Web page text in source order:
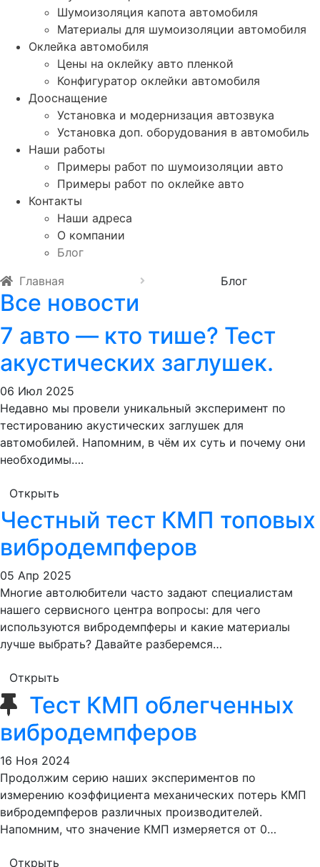
Шумоизоляция капота автомобиля
Материалы для шумоизоляции автомобиля
Оклейка автомобиля
Цены на оклейку авто пленкой
Конфигуратор оклейки автомобиля
Дооснащение
Установка и модернизация автозвука
Установка доп. оборудования в автомобиль
Наши работы
Примеры работ по шумоизоляции авто
Примеры работ по оклейке авто
Контакты
Наши адреса
О компании
Блог
Главная
Блог
Все новости
7 авто — кто тише? Тест
акустических заглушек.
06 Июл 2025
Недавно мы провели уникальный эксперимент по
тестированию акустических заглушек для
автомобилей. Напомним, в чём их суть и почему они
необходимы….
Открыть
Честный тест КМП топовых
вибродемпферов
05 Апр 2025
Многие автолюбители часто задают специалистам
нашего сервисного центра вопросы: для чего
используются вибродемпферы и какие материалы
лучше выбрать? Давайте разберемся…
Открыть
Тест КМП облегченных
вибродемпферов
16 Ноя 2024
Продолжим серию наших экспериментов по
измерению коэффициента механических потерь КМП
вибродемпферов различных производителей.
Напомним, что значение КМП измеряется от 0…
Открыть